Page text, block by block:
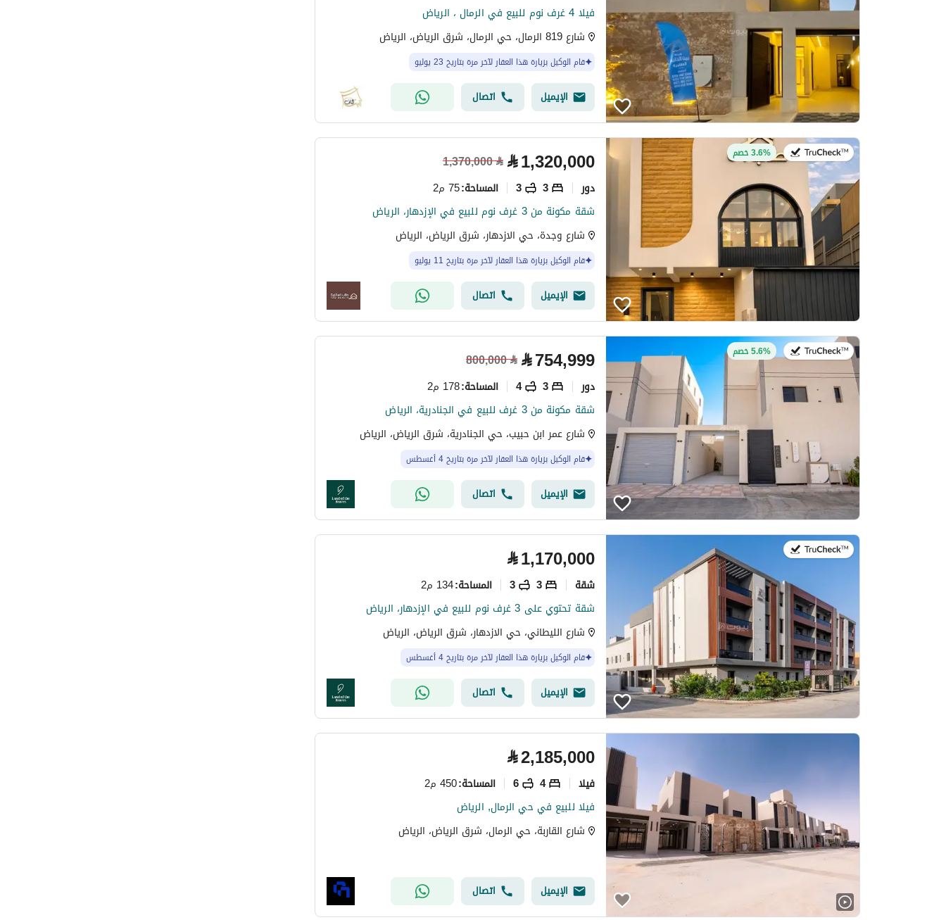
فيلا 4 غرف نوم للبيع في الرمال ، الرياض
شارع 819 الرمال، حي الرمال، شرق الرياض، الرياض
قام الوكيل بزيارة هذا العقار لآخر مرة بتاريخ 23 يوليو
الإيميل اتصال
في:11 يوليو 20263.6% خصم ⃁1,320,000
⃁
1,370,000
دور 3
3 المساحة:75 م2
شقة مكونة من 3 غرف نوم للبيع في الإزدهار، الرياض
شارع وجدة، حي الازدهار، شرق الرياض، الرياض
قام الوكيل بزيارة هذا العقار لآخر مرة بتاريخ 11 يوليو
الإيميل اتصال
في:4 أغسطس 20265.6% خصم ⃁754,999
⃁
800,000
دور 3
4 المساحة:178 م2
شقة مكونة من 3 غرف للبيع في الجنادرية، الرياض
شارع عمر ابن حبيب، حي الجنادرية، شرق الرياض، الرياض
قام الوكيل بزيارة هذا العقار لآخر مرة بتاريخ 4 أغسطس
الإيميل اتصال
⃁1,170,000
شقة 3
3 المساحة:134 م2
شقة تحتوي على 3 غرف نوم للبيع في الإزدهار، الرياض
شارع الليطاني، حي الازدهار، شرق الرياض، الرياض
قام الوكيل بزيارة هذا العقار لآخر مرة بتاريخ 4 أغسطس
الإيميل اتصال
⃁2,185,000
فیلا 4
6 المساحة:450 م2
فيلا للبيع في حي الرمال, الرياض
شارع القاربة، حي الرمال، شرق الرياض، الرياض
الإيميل اتصال